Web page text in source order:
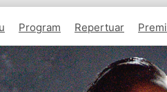
Program Repertuar